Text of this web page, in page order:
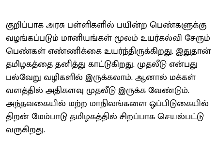
குறிப்பாக அரசு பள்ளிகளில் பயின்ற பெண்களுக்கு
வழங்கப்படும் மானியங்கள் மூலம் உயர்கல்வி சேரும்
பெண்கள் எண்ணிக்கை உயர்ந்திருக்கிறது. இதுதான்
தமிழகத்தை தனித்து காட்டுகிறது. முதலீடு என்பது
பல்வேறு வழிகளில் இருக்கலாம். ஆனால் மக்கள்
வளத்தில் அதிகளவு முதலீடு இருக்க வேண்டும்.
அந்தவகையில் மற்ற மாநிலங்களை ஒப்பிடுகையில்
திறன் மேம்பாடு தமிழகத்தில் சிறப்பாக செயல்பட்டு
வருகிறது.